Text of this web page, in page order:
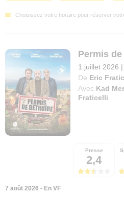
Choisissez votre horaire pour réserver
Permis
1 juillet 2026 |
De Eric
Avec Kad
Fraticelli
Presse
2,4
7 août 2026 - En VF